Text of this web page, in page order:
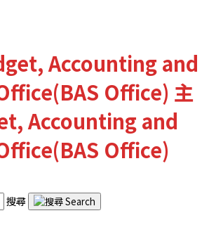
Accounting and
Office) 主
Accounting and
Office)
搜尋